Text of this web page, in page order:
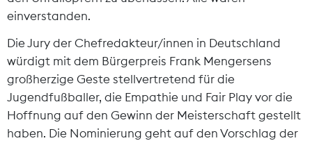
einverstanden.
Die Jury der Chefredakteur/innen in Deutschland
würdigt mit dem Bürgerpreis Frank Mengersens
großherzige Geste stellvertretend für die
Jugendfußballer, die Empathie und Fair Play vor die
Hoffnung auf den Gewinn der Meisterschaft gestellt
haben. Die Nominierung geht auf den Vorschlag der